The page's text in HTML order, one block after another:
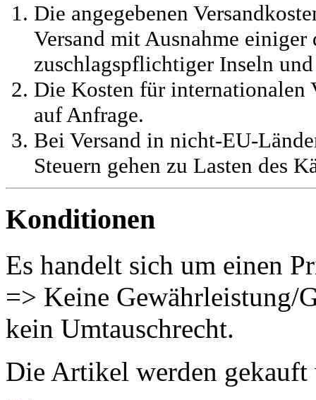
Die angegebenen
Versand mit Ausnahme
zuschlagspflichtiger Inseln
Die Kosten für
auf Anfrage.
Bei Versand in nicht-EU-
Steuern gehen zu Lasten des
Konditionen
Es handelt sich um einen
=> Keine Gewährleistung/
kein Umtauschrecht.
Die Artikel werden gekauft